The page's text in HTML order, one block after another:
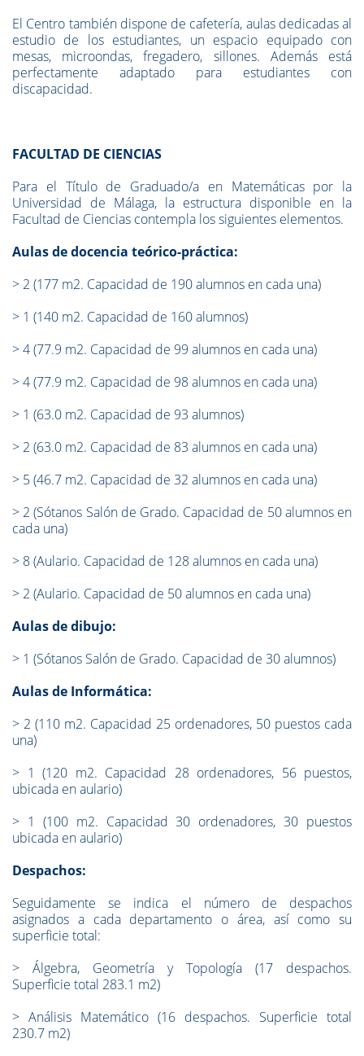
El Centro también dispone de cafetería, aulas dedicadas al
estudio de los estudiantes, un espacio equipado con
mesas, microondas, fregadero, sillones. Además está
perfectamente adaptado para estudiantes con
discapacidad.
FACULTAD DE CIENCIAS
Para el Título de Graduado/a en Matemáticas por la
Universidad de Málaga, la estructura disponible en la
Facultad de Ciencias contempla los siguientes elementos.
Aulas de docencia teórico-práctica:
> 2 (177 m2. Capacidad de 190 alumnos en cada una)
> 1 (140 m2. Capacidad de 160 alumnos)
>4 (77.9 m2. Capacidad de 99 alumnos en cada una)
>4 (77.9 m2. Capacidad de 98 alumnos en cada una)
> 1 (63.0 m2. Capacidad de 93 alumnos)
> 2 (63.0 m2. Capacidad de 83 alumnos en cada una)
> 5 (46.7 m2. Capacidad de 32 alumnos en cada una)
> 2 (Sótanos Salón de Grado. Capacidad de 50 alumnos en
cada una)
> 8 (Aulario. Capacidad de 128 alumnos en cada una)
> 2 (Aulario. Capacidad de 50 alumnos en cada una)
Aulas de dibujo:
> 1 (Sótanos Salón de Grado. Capacidad de 30 alumnos)
Aulas de Informática:
> 2 (110 m2. Capacidad 25 ordenadores, 50 puestos cada
una)
> 1 (120 m2. Capacidad 28 ordenadores, 56 puestos,
ubicada en aulario)
> 1 (100 m2. Capacidad 30 ordenadores, 30 puestos
ubicada en aulario)
Despachos:
Seguidamente se indica el número de despachos
asignados a cada departamento o área, así como su
superficie total:
> Álgebra, Geometría y Topología (17 despachos.
Superficie total 283.1 m2)
> Análisis Matemático (16 despachos. Superficie total
230.7 m2)